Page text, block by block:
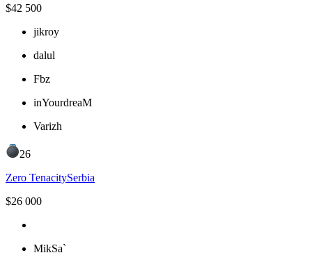
$42 500
jikroy
dalul
Fbz
inYourdreaM
Varizh
26
Zero TenacitySerbia
$26 000
MikSa`